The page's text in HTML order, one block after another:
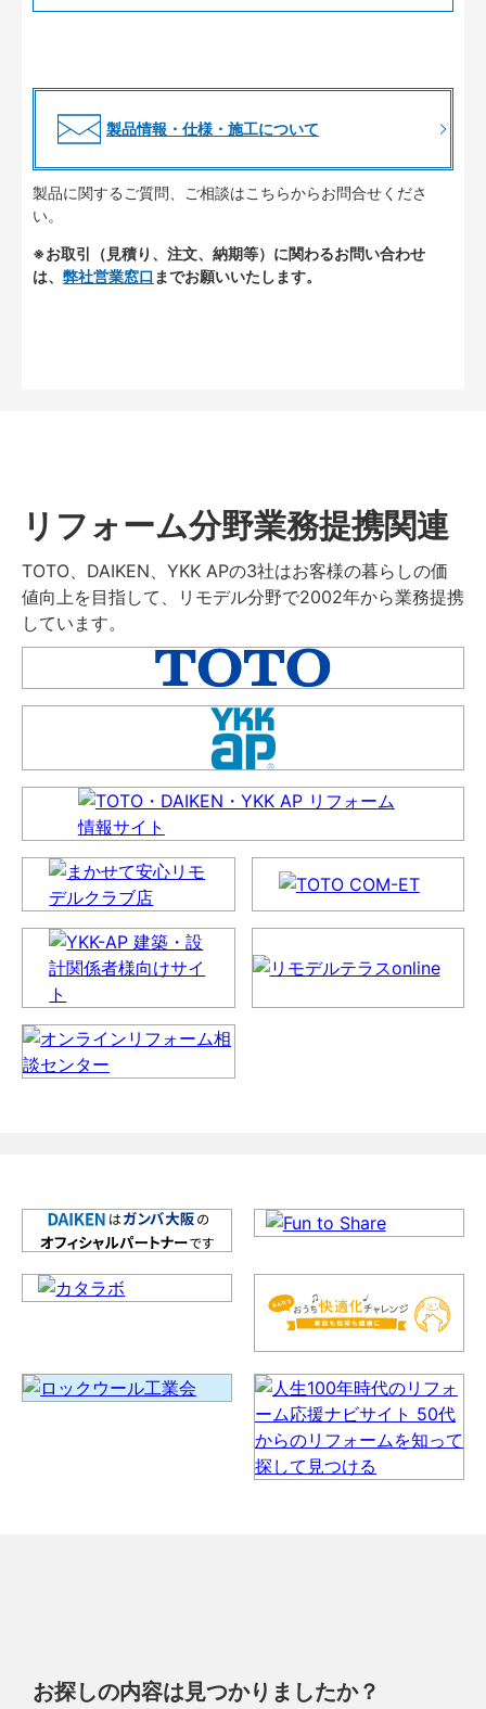
製品情報・仕様・施工について
製品に関するご質問、ご相談はこちらからお問合せくださ
い。
※お取引（見積り、注文、納期等）に関わるお問い合わせ
は、 弊社営業窓口 までお願いいたします。
リフォーム分野業務提携関連
TOTO、DAIKEN、YKK APの3社はお客様の暮らしの価
値向上を目指して、リモデル分野で2002年から業務提携
しています。
お探しの内容は見つかりましたか？